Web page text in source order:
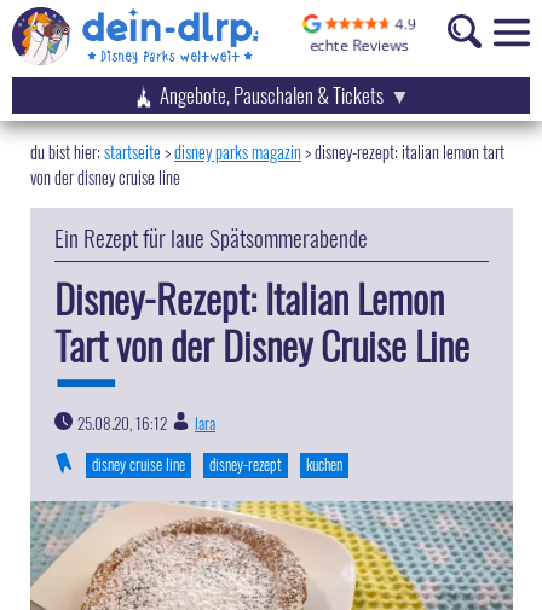
Angebote, Pauschalen & Tickets
startseite disney parks magazin>disney-rezept: italian lemon tart
von der disney cruise line
Ein Rezept für laue Spätsommerabende
Disney-Rezept: Italian Lemon
Tart von der Disney Cruise Line
25.08.20, 16:12
lara
disney cruise line
disney-rezept kuchen